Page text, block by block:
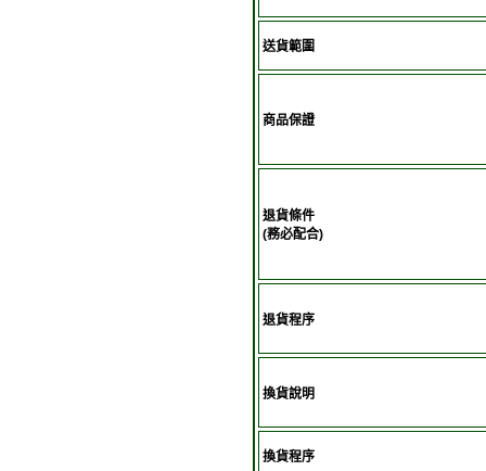
送貨範圍
商品保證
退貨條件
(務必配合)
退貨程序
換貨說明
換貨程序